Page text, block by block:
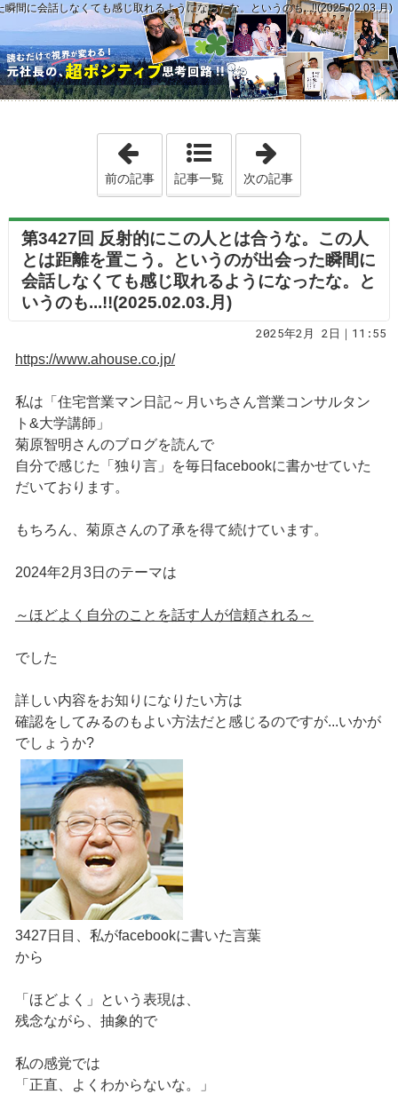
間に会話しなくても感じ取れるようになったな。というのも...!!(2025.02.03.月)
「第3426回 準備を怠らずに自分自身の
前の記事 記事一覧 次の記事
第3427回 反射的にこの人とは合うな。この人
とは距離を置こう。というのが出会った瞬間に
会話しなくても感じ取れるようになったな。と
いうのも...!!(2025.02.03.月)
2025年2月 2日｜11:55
https://www.ahouse.co.jp/
私は「住宅営業マン日記～月いちさん営業コンサルタン
ト&大学講師」
菊原智明さんのブログを読んで
自分で感じた「独り言」を毎日facebookに書かせていた
だいております。
もちろん、菊原さんの了承を得て続けています。
2024年2月3日のテーマは
～ほどよく自分のことを話す人が信頼される～
でした
詳しい内容をお知りになりたい方は
確認をしてみるのもよい方法だと感じるのですが...いかが
でしょうか?
3427日目、私がfacebookに書いた言葉
から
「ほどよく」という表現は、
残念ながら、抽象的で
私の感覚では
「正直、よくわからないな。」